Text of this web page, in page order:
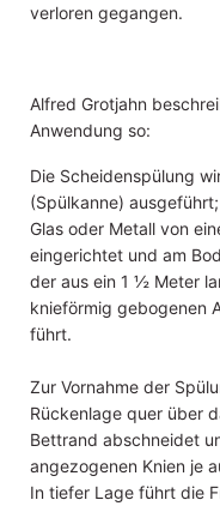
verloren gegangen.
Alfred Grotjahn
Anwendung so:
Die Scheidenspülung
(Spülkanne)
Glas oder Metall von
eingerichtet und am
der aus ein 1 ½ Meter
knieförmig gebogenen
führt.
Zur Vornahme der
Rückenlage quer über
Bettrand abschneidet
angezogenen Knien je
In tiefer Lage führt die